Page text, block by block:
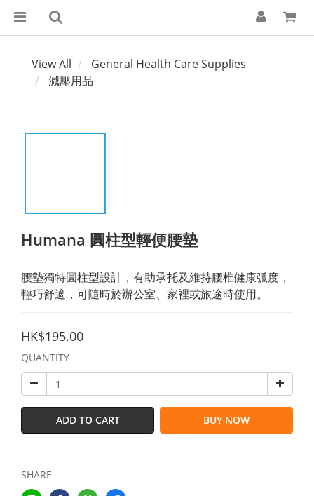
View All
General Health Care Supplies
減壓用品
Humana 圓柱型輕便腰墊
腰墊獨特圓柱型設計，有助承托及維持腰椎健康弧度，
輕巧舒適，可隨時於辦公室、家裡或旅途時使用。
HK$195.00
QUANTITY
ADD TO CART BUY NOW
SHARE